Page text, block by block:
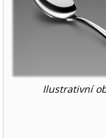
Ilustrativní